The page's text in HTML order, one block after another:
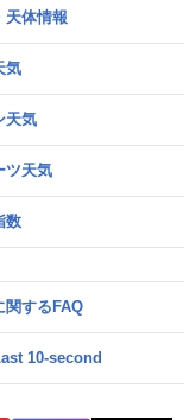
天体情報
気
天気
ツ天気
数
関するFAQ
10-second